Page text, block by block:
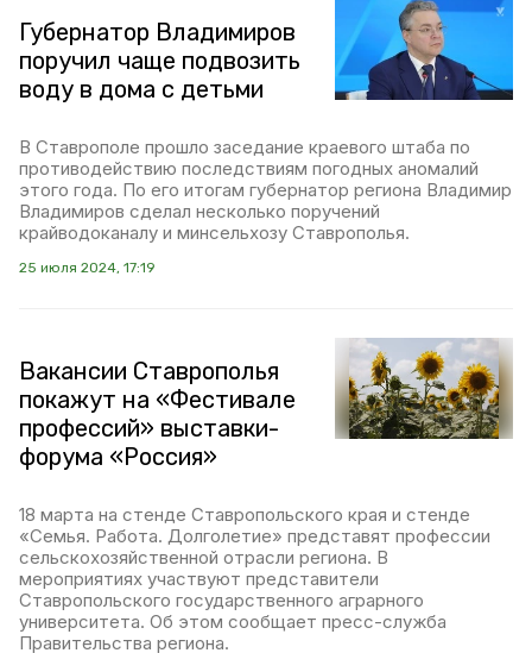
Губернатор Владимиров
поручил чаще подвозить
воду в дома с детьми
В Ставрополе прошло заседание краевого штаба по
противодействию последствиям погодных аномалий
этого года. По его итогам губернатор региона Владимир
Владимиров сделал несколько поручений
крайводоканалу и минсельхозу Ставрополья.
25 июля 2024, 17:19
Вакансии Ставрополья
покажут на «Фестивале
профессий» выставки-
форума «Россия»
18 марта на стенде Ставропольского края и стенде
«Семья. Работа. Долголетие» представят профессии
сельскохозяйственной отрасли региона. В
мероприятиях участвуют представители
Ставропольского государственного аграрного
университета. Об этом сообщает пресс-служба
Правительства региона.